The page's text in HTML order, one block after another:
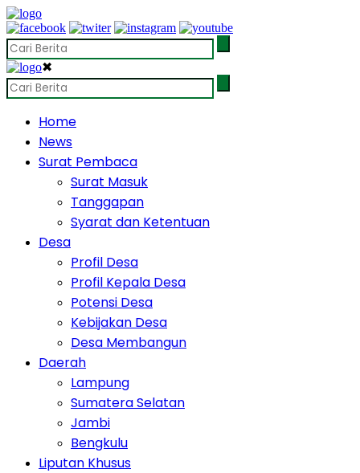
✖
Home
News
Surat Pembaca
Surat Masuk
Tanggapan
Syarat dan Ketentuan
Desa
Profil Desa
Profil Kepala Desa
Potensi Desa
Kebijakan Desa
Desa Membangun
Daerah
Lampung
Sumatera Selatan
Jambi
Bengkulu
Liputan Khusus